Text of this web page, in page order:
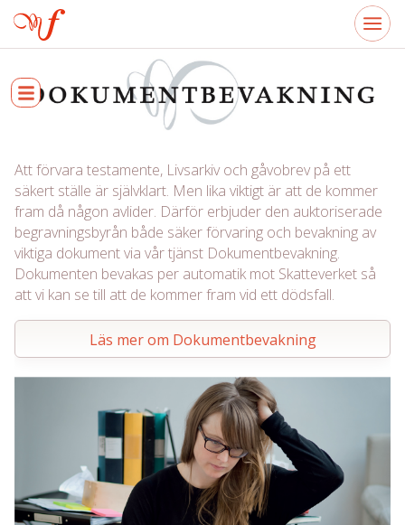
Att förvara testamente, Livsarkiv och gåvobrev på ett
säkert ställe är självklart. Men lika viktigt är att de kommer
fram då någon avlider. Därför erbjuder den auktoriserade
begravningsbyrån både säker förvaring och bevakning av
viktiga dokument via vår tjänst Dokumentbevakning.
Dokumenten bevakas per automatik mot Skatteverket så
att vi kan se till att de kommer fram vid ett dödsfall.
Läs mer om Dokumentbevakning